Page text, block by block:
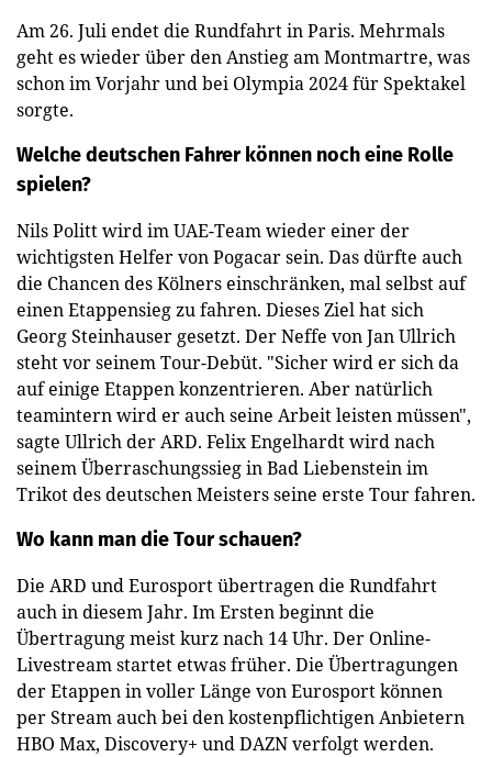
Am 26. Juli endet die Rundfahrt in Paris. Mehrmals
geht es wieder über den Anstieg am Montmartre, was
schon im Vorjahr und bei Olympia 2024 für Spektakel
sorgte.
Welche deutschen Fahrer können noch eine Rolle
spielen?
Nils Politt wird im UAE-Team wieder einer der
wichtigsten Helfer von Pogacar sein. Das dürfte auch
die Chancen des Kölners einschränken, mal selbst auf
einen Etappensieg zu fahren. Dieses Ziel hat sich
Georg Steinhauser gesetzt. Der Neffe von Jan Ullrich
steht vor seinem Tour-Debüt. "Sicher wird er sich da
auf einige Etappen konzentrieren. Aber natürlich
teamintern wird er auch seine Arbeit leisten müssen",
sagte Ullrich der ARD. Felix Engelhardt wird nach
seinem Überraschungssieg in Bad Liebenstein im
Trikot des deutschen Meisters seine erste Tour fahren.
Wo kann man die Tour schauen?
Die ARD und Eurosport übertragen die Rundfahrt
auch in diesem Jahr. Im Ersten beginnt die
Übertragung meist kurz nach 14 Uhr. Der Online-
Livestream startet etwas früher. Die Übertragungen
der Etappen in voller Länge von Eurosport können
per Stream auch bei den kostenpflichtigen Anbietern
HBO Max, Discovery+ und DAZN verfolgt werden.